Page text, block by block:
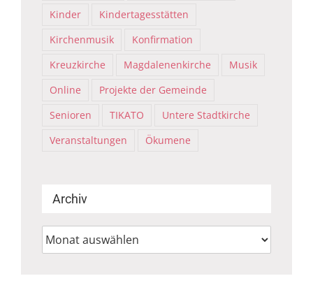
Kinder
Kindertagesstätten
Kirchenmusik
Konfirmation
Kreuzkirche
Magdalenenkirche
Musik
Online
Projekte der Gemeinde
Senioren
TIKATO
Untere Stadtkirche
Veranstaltungen
Ökumene
Archiv
Archiv